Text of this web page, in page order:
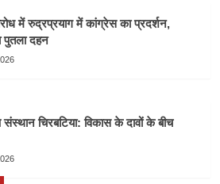
में रुद्रप्रयाग में कांग्रेस का प्रदर्शन,
पुतला दहन
चिरबटिया: विकास के दावों के बीच